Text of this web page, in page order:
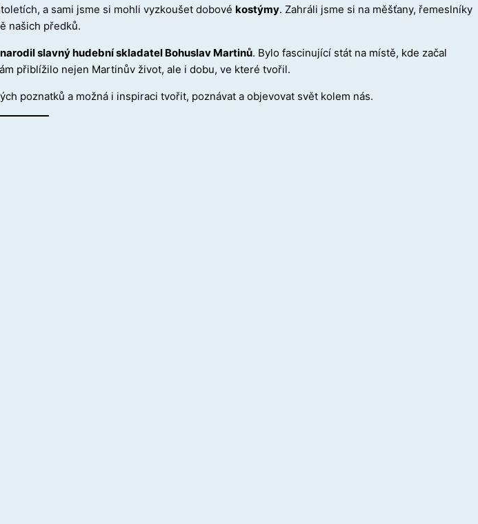
a sami jsme si mohli vyzkoušet dobové kostýmy. Zahráli jsme si na měšťany, řemeslníky
našich předků.
narodil slavný hudební skladatel Bohuslav Martinů. Bylo fascinující stát na místě, kde začal
přiblížilo nejen Martinův život, ale i dobu, ve které tvořil.
poznatků a možná i inspiraci tvořit, poznávat a objevovat svět kolem nás.